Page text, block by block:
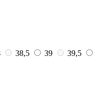
38,5 39
39,5